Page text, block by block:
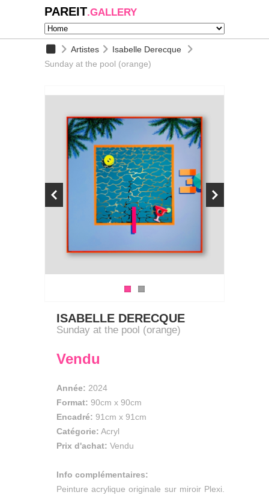
PAREIT.GALLERY
Artistes
Isabelle Derecque
Sunday at the pool (orange)
ISABELLE DERECQUE
Sunday at the pool (orange)
Vendu
Année: 2024
Format: 90cm x 90cm
Encadré: 91cm x 91cm
Catégorie: Acryl
Prix d'achat: Vendu
Info complémentaires:
Peinture acrylique originale sur miroir Plexi.